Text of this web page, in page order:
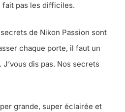
fait pas les difficiles.
de Nikon Passion sont
chaque porte, il faut un
dis pas. Nos secrets
grande, super éclairée et